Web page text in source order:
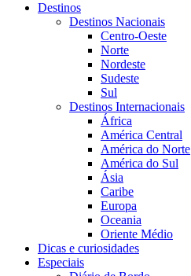
Destinos
Destinos Nacionais
Centro-Oeste
Norte
Nordeste
Sudeste
Sul
Destinos Internacionais
África
América Central
América do Norte
América do Sul
Ásia
Caribe
Europa
Oceania
Oriente Médio
Dicas e curiosidades
Especiais